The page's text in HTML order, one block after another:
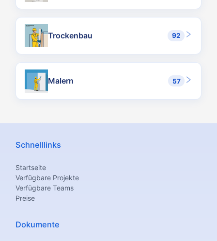
Fehlender oder zu hoher Querschnitt für die Last
Wie lange dauert Elektroinstallation in einem Einfamilienhaus?
Komplette Installation 130 m² mit Verkabelung, Schaltschrank,
Trockenbau 92
Malern 57
Schnelllinks
Startseite
Verfügbare Projekte
Verfügbare Teams
Preise
Dokumente